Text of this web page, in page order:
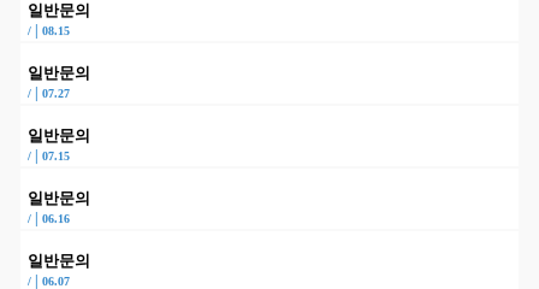
일반문의
/ 08.15
일반문의
/ 07.27
일반문의
/ 07.15
일반문의
/ 06.16
일반문의
/ 06.07